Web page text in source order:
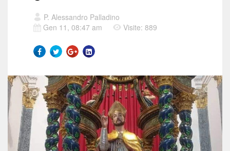
P. Alessandro Palladino
Gen 11, 08:47 am
Visite: 889